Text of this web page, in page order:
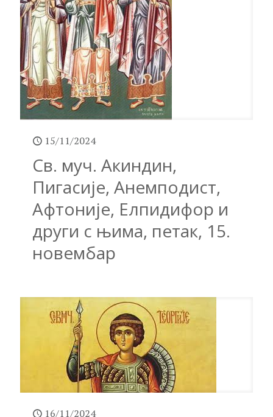
15/11/2024
Св. муч. Акиндин,
Пигасије, Анемподист,
Афтоније, Елпидифор и
други с њима, петак, 15.
новембар
16/11/2024